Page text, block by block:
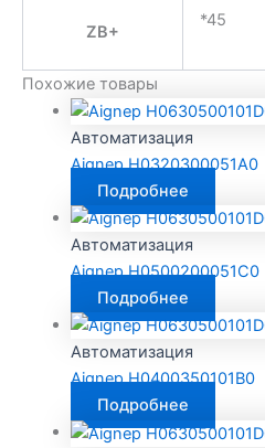
ZB+
*45
Похожие товары
Автоматизация
Aignep H0320300051A0
Подробнее
Автоматизация
Aignep H0500200051C0
Подробнее
Автоматизация
Aignep H0400350101B0
Подробнее